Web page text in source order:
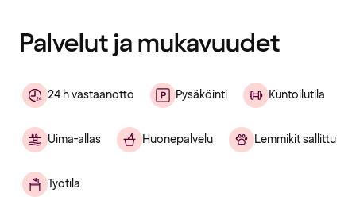
Palvelut ja mukavuudet
24 h vastaanotto Pysäköinti Kuntoilutila
Uima-allas Huonepalvelu Lemmikit sallittu
Työtila